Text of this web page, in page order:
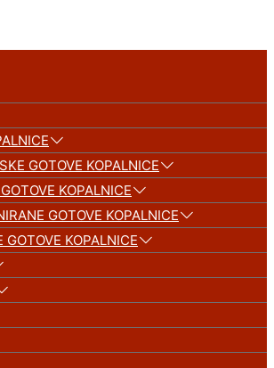
GOTOVE KOPALNICE
KOPALNICE
GOTOVE KOPALNICE
GOTOVE KOPALNICE